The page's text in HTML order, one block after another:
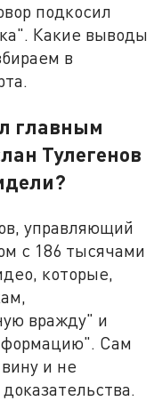
подкосил
Какие выводы
в
главным
Тулегенов
управляющий
с 186 тысячами
которые,
вражду" и
Сам
и не